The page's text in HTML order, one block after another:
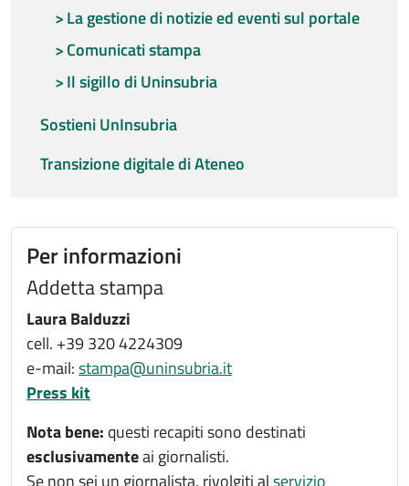
La gestione di notizie ed eventi sul portale
Comunicati stampa
Il sigillo di Uninsubria
Sostieni UnInsubria
Transizione digitale di Ateneo
Per informazioni
Addetta stampa
Laura Balduzzi
cell. +39 320 4224309
e-mail:stampa@uninsubria.it
Press kit
Nota bene: questi recapiti sono destinati
esclusivamenteai giornalisti.
Se non sei un giornalista, rivolgiti alservizio